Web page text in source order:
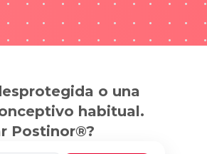
o una
habitual.
Postinor®?